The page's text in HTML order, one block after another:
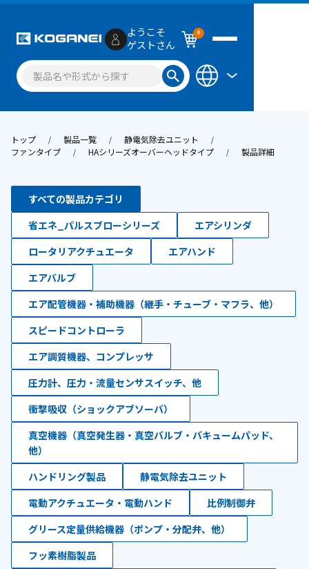
ようこそ
ゲストさん
0
トップ 製品一覧
静電気除去ユニット
ファンタイプ
HAシリーズオーバーヘッドタイプ 製品詳細
すべての製品カテゴリ
省エネ_パルスブローシリーズ
エアシリンダ
ロータリアクチュエータ
エアハンド
エアバルブ
エア配管機器・補助機器（継手・チューブ・マフラ、他）
スピードコントローラ
エア調質機器、コンプレッサ
圧力計、圧力・流量センサスイッチ、他
衝撃吸収（ショックアブソーバ）
真空機器（真空発生器・真空バルブ・バキュームパッド、
他）
ハンドリング製品
静電気除去ユニット
電動アクチュエータ・電動ハンド
比例制御弁
グリース定量供給機器（ポンプ・分配弁、他）
フッ素樹脂製品